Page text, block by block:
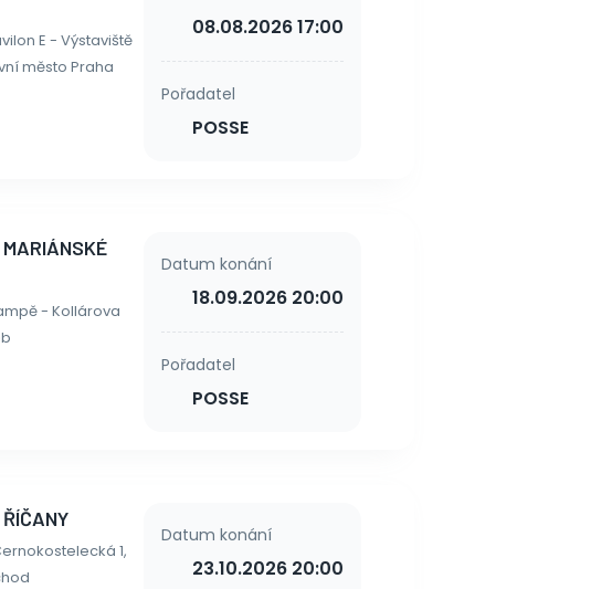
E - Výstaviště
město Praha
08.08.2026 17:00
Pořadatel
POSSE
- Kollárova
Datum konání
18.09.2026 20:00
Pořadatel
POSSE
1,
Datum konání
23.10.2026 20:00